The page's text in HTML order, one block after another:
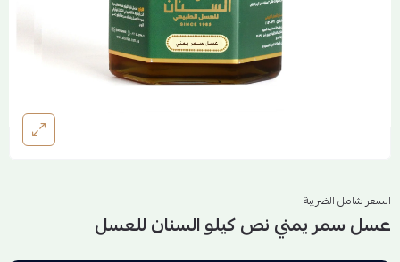
السعر شامل الضريبة
عسل سمر يمني نص كيلو السنان للعسل